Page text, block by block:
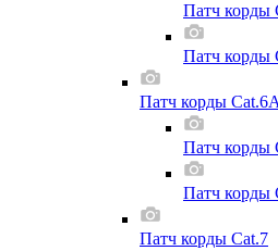
Патч корды
Патч корды
Патч корды Cat.6A
Патч корды
Патч корды
Патч корды Cat.7